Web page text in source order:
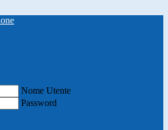
Nome Utente
Password